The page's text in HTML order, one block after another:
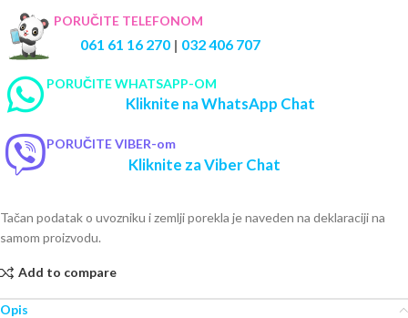
PORUČITE TELEFONOM
061 61 16 270 | 032 406 707
PORUČITE WHATSAPP-OM
Kliknite na WhatsApp Chat
PORUČITE VIBER-om
Kliknite za Viber Chat
Tačan podatak o uvozniku i zemlji porekla je naveden na deklaraciji na
samom proizvodu.
Add to compare
Opis